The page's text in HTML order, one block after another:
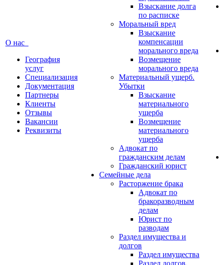
О нас
География
услуг
Специализация
Документация
Партнеры
Клиенты
Отзывы
Вакансии
Реквизиты
Взыскание долга
по расписке
Моральный вред
Взыскание
компенсации
морального вреда
Возмещение
морального вреда
Материальный ущерб.
Убытки
Взыскание
материального
ущерба
Возмещение
материального
ущерба
Адвокат по
гражданским делам
Гражданский юрист
Семейные дела
Расторжение брака
Адвокат по
бракоразводным
делам
Юрист по
разводам
Раздел имущества и
долгов
Раздел имущества
Раздел долгов,